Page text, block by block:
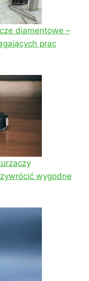
diamentowe –
prac
wygodne